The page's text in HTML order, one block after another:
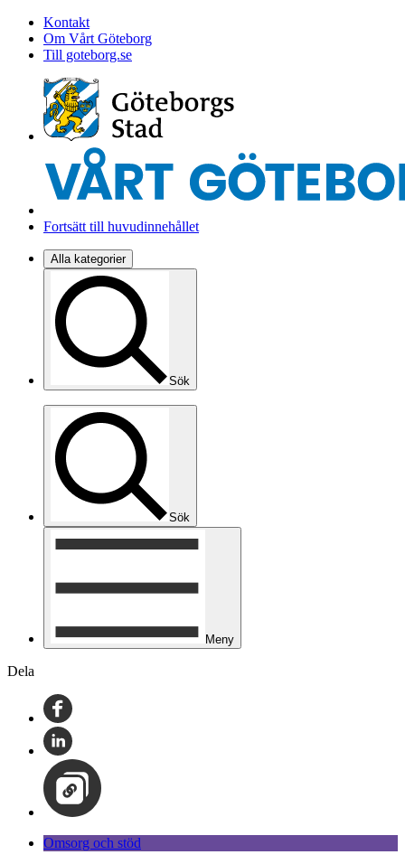
Kontakt
Om Vårt Göteborg
Till goteborg.se
Fortsätt till huvudinnehållet
Alla kategorier
Sök
Sök
Meny
Dela
Omsorg och stöd